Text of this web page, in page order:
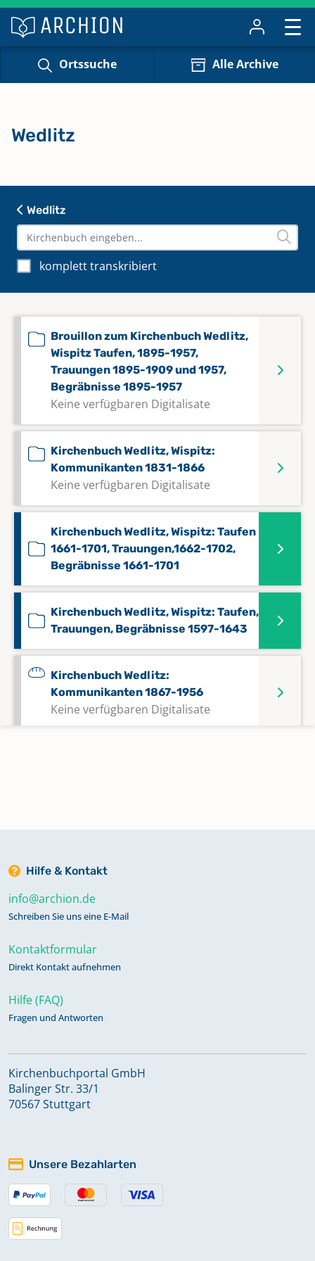
Ortssuche Alle Archive
Wedlitz
komplett transkribiert
Brouillon zum Kirchenbuch Wedlitz,
Wispitz Taufen, 1895-1957,
Trauungen 1895-1909 und 1957,
Begräbnisse 1895-1957
Keine verfügbaren Digitalisate
Kirchenbuch Wedlitz, Wispitz:
Kommunikanten 1831-1866
Keine verfügbaren Digitalisate
Kirchenbuch Wedlitz, Wispitz: Taufen
1661-1701, Trauungen,1662-1702,
Begräbnisse 1661-1701
Kirchenbuch Wedlitz, Wispitz: Taufen,
Trauungen, Begräbnisse 1597-1643
Kirchenbuch Wedlitz:
Kommunikanten 1867-1956
Keine verfügbaren Digitalisate
1897, Trauungen 1872-1902,
Begräbnisse 1872-1902
Kirchenbuch Wedlitz: Taufen,
Kirchenbuch Wedlitz: Taufen,
Trauungen, Begräbnisse 1859-1871
1691-1806
Kirchenbuch Wispitz:
Kommunikanten 1867-1955
Wedlitz
Hilfe & Kontakt
info@archion.de
Schreiben Sie uns eine E-Mail
Kontaktformular
Direkt Kontakt aufnehmen
Hilfe (FAQ)
Fragen und Antworten
Kirchenbuchportal GmbH
Balinger Str. 33/1
70567 Stuttgart
Unsere Bezahlarten